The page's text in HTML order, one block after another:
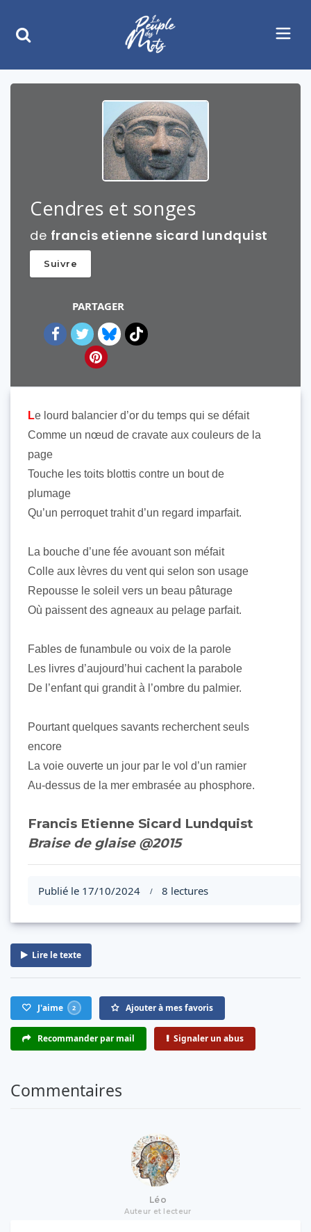
Cendres et songes
de francis etienne sicard lundquist
Suivre
PARTAGER
Le lourd balancier d’or du temps qui se défait
Comme un nœud de cravate aux couleurs de la
page
Touche les toits blottis contre un bout de
plumage
Qu’un perroquet trahit d’un regard imparfait.
La bouche d’une fée avouant son méfait
Colle aux lèvres du vent qui selon son usage
Repousse le soleil vers un beau pâturage
Où paissent des agneaux au pelage parfait.
Fables de funambule ou voix de la parole
Les livres d’aujourd’hui cachent la parabole
De l’enfant qui grandit à l’ombre du palmier.
Pourtant quelques savants recherchent seuls
encore
La voie ouverte un jour par le vol d’un ramier
Au-dessus de la mer embrasée au phosphore.
Francis Etienne Sicard Lundquist
Braise de glaise @2015
Publié le 17/10/2024 / 8 lectures
Lire le texte
J'aime 2 Ajouter à mes favoris
Recommander par mail Signaler un abus
Commentaires
Léo
Auteur et lecteur